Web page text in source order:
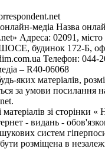
медіа Назва
Адреса: 02091, місто
будинок 172-Б,
Телефон: 044-
– R40-06068
яких матеріалів,
за умови посилання
зі сторінки
- видань -
систем
розміщена в